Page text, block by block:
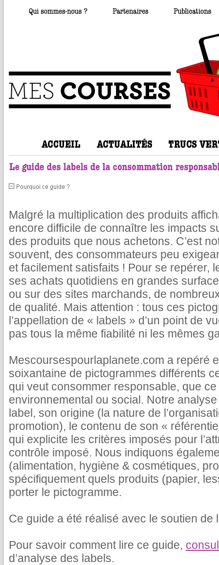
Malgré la multiplication des produits
encore difficile de connaître les impacts
des produits que nous achetons. C’est
souvent, des consommateurs peu
et facilement satisfaits ! Pour se repérer,
ses achats quotidiens en grandes
ou sur des sites marchands, de
de qualité. Mais attention : tous ces
l’appellation de « labels » d’un point de
pas tous la même fiabilité ni les mêmes
Mescoursespourlaplanete.com a repéré
soixantaine de pictogrammes différents
qui veut consommer responsable, que ce
environnemental ou social. Notre
label, son origine (la nature de
promotion), le contenu de son «
qui explicite les critères imposés pour
contrôle imposé. Nous indiquons
(alimentation, hygiène & cosmétiques,
spécifiquement quels produits (papier,
porter le pictogramme.
Ce guide a été réalisé avec le soutien de
Pour savoir comment lire ce guide,
d’analyse des labels.